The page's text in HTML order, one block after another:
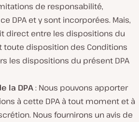
de responsabilité,
DPA et y sont incorporées. Mais,
direct entre les dispositions du
toute disposition des Conditions
les dispositions du présent DPA
la DPA: Nous pouvons apporter
à cette DPA à tout moment et à
Nous fournirons un avis de